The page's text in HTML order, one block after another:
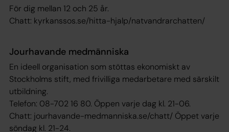
För dig mellan 12 och 25 år.
Chatt: kyrkanssos.se/hitta-hjalp/natvandrarchatten/
Jourhavande medmänniska
En ideell organisation som stöttas ekonomiskt av
Stockholms stift, med frivilliga medarbetare med särskilt
utbildning.
Telefon: 08-702 16 80. Öppen varje dag kl. 21-06.
Chatt: jourhavande-medmanniska.se/chatt/ Öppet varje
söndag kl. 21-24.